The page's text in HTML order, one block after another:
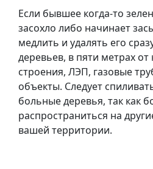
Если бывшее когда-то
засохло либо начинает
медлить и удалять его
деревьев, в пяти метрах от
строения, ЛЭП, газовые
объекты. Следует
больные деревья, так как
распространиться на
вашей территории.